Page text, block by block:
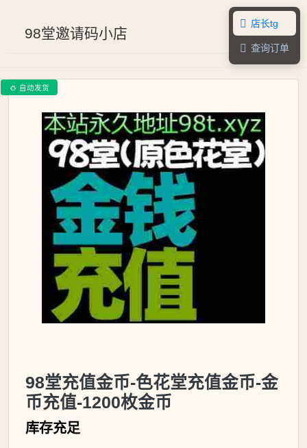
98堂邀请码小店
 店长tg
 查询订单
 自动发货
98堂充值金币-色花堂充值金币-金
币充值-1200枚金币
库存充足